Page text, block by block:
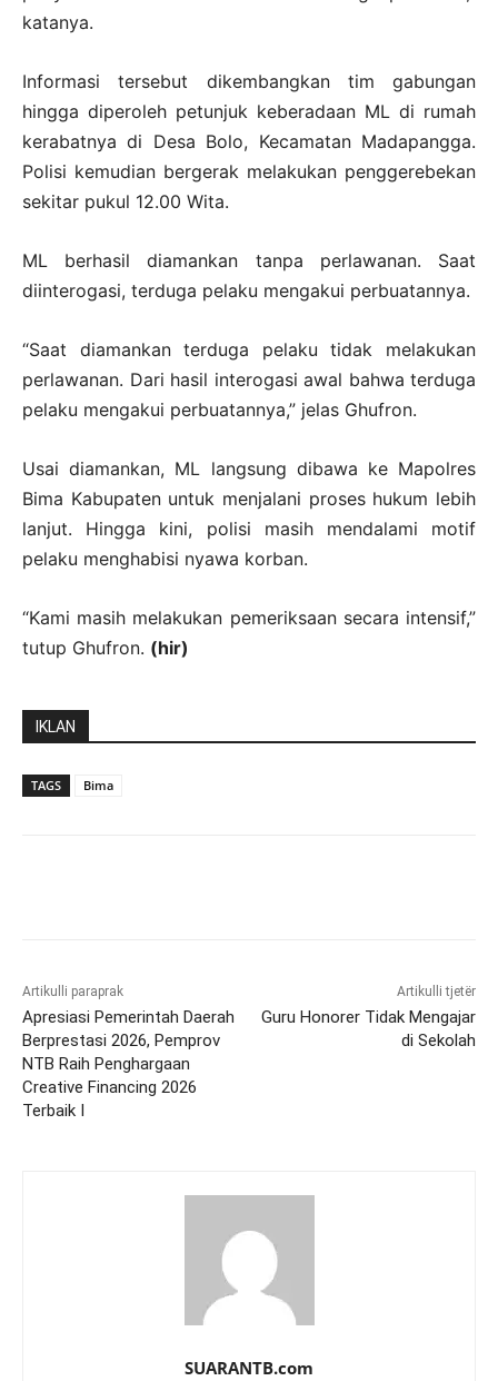
katanya.
Informasi tersebut dikembangkan tim gabungan
hingga diperoleh petunjuk keberadaan ML di rumah
kerabatnya di Desa Bolo, Kecamatan Madapangga.
Polisi kemudian bergerak melakukan penggerebekan
sekitar pukul 12.00 Wita.
ML berhasil diamankan tanpa perlawanan. Saat
diinterogasi, terduga pelaku mengakui perbuatannya.
“Saat diamankan terduga pelaku tidak melakukan
perlawanan. Dari hasil interogasi awal bahwa terduga
pelaku mengakui perbuatannya,” jelas Ghufron.
Usai diamankan, ML langsung dibawa ke Mapolres
Bima Kabupaten untuk menjalani proses hukum lebih
lanjut. Hingga kini, polisi masih mendalami motif
pelaku menghabisi nyawa korban.
“Kami masih melakukan pemeriksaan secara intensif,”
tutup Ghufron. (hir)
IKLAN
TAGS Bima
Artikulli paraprak
Apresiasi Pemerintah Daerah
Berprestasi 2026, Pemprov
NTB Raih Penghargaan
Creative Financing 2026
Terbaik I
Artikulli tjetër
Guru Honorer Tidak Mengajar
di Sekolah
SUARANTB.com